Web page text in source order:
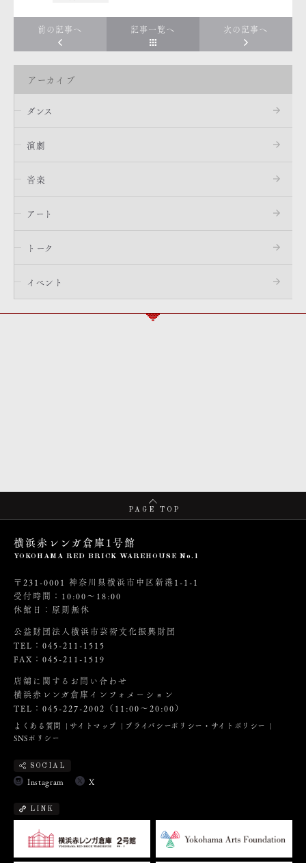
前の記事へ 記事一覧へ 次の記事へ
アーカイブ
ダンス
演劇
音楽
アート
トーク
イベント
PAGE TOP
横浜赤レンガ倉庫1号館
YOKOHAMA RED BRICK WAREHOUSE No.1
〒231-0001 神奈川県横浜市中区新港1-1-1
受付時間：10:00～18:00
休館日：原則無休
公益財団法人横浜市芸術文化振興財団
TEL：045-211-1515
FAX：045-211-1519
店舗に関するお問い合わせ
横浜赤レンガ倉庫インフォメーション
TEL：045-227-2002（11:00～20:00）
よくある質問 サイトマップ
プライバシーポリシー・サイトポリシー
SNSポリシー
SOCIAL
Instagram X
LINK